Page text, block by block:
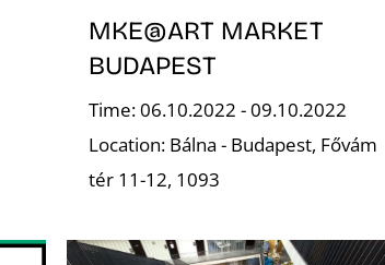
MKE@ART MARKET
BUDAPEST
Time: 06.10.2022 - 09.10.2022
Location: Bálna - Budapest, Fővám
tér 11-12, 1093